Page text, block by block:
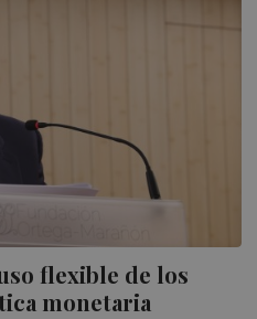
flexible de los
monetaria